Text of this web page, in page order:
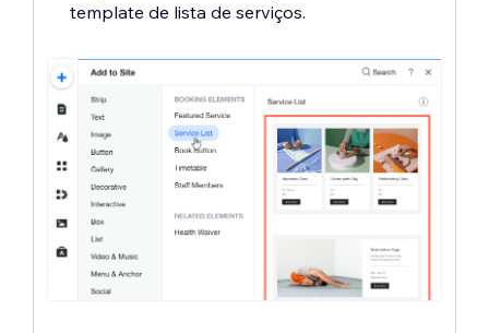
template de lista de serviços.